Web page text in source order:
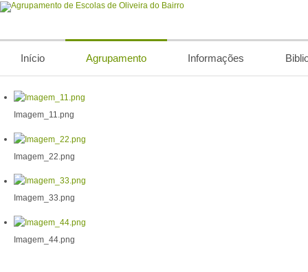
Início Agrupamento Informações
Imagem_11.png
Imagem_22.png
Imagem_33.png
Imagem_44.png